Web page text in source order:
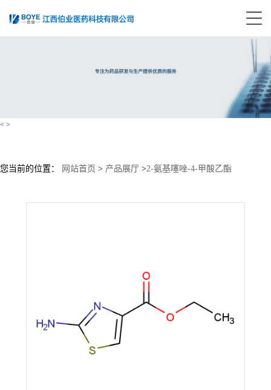
< >
您当前的位置： 网站首页 > 产品展厅 >2-氨基噻唑-4-甲酸乙酯